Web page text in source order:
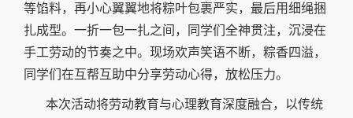
等馅料，再小心翼翼地将粽叶包裹严实，最后用细绳捆
扎成型。一折一包一扎之间，同学们全神贯注，沉浸在
手工劳动的节奏之中。现场欢声笑语不断，粽香四溢，
同学们在互帮互助中分享劳动心得，放松压力。
本次活动将劳动教育与心理教育深度融合，以传统